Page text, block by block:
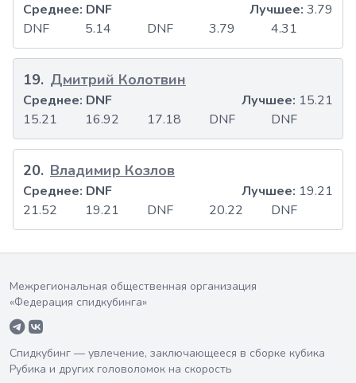
DNF 5.14 DNF 3.79 4.31
Среднее: DNF Лучшее: 3.79
19. Дмитрий Колотвин
15.21 16.92 17.18 DNF DNF
Среднее: DNF Лучшее: 15.21
20. Владимир Козлов
21.52 19.21 DNF 20.22 DNF
Среднее: DNF Лучшее: 19.21
Межрегиональная общественная организация
«Федерация спидкубинга»
Спидкубинг — увлечение, заключающееся в сборке кубика
Рубика и других головоломок на скорость